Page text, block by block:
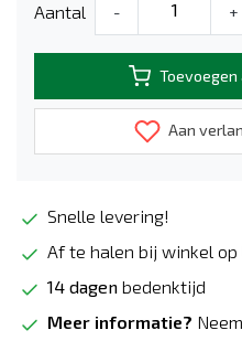
Aantal - +
Aan
Snelle levering!
Af te halen bij winkel op
14 dagen bedenktijd
Meer informatie?